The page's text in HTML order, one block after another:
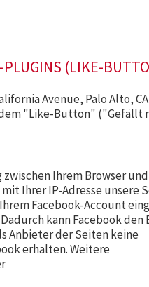
PLUGINS (LIKE-
Avenue, Palo Alto, CA
dem "Like-Button" ("Gefällt
Ihrem Browser
Ihrer IP-Adresse unsere
Facebook-Account
kann Facebook den
Anbieter der Seiten keine
erhalten. Weitere